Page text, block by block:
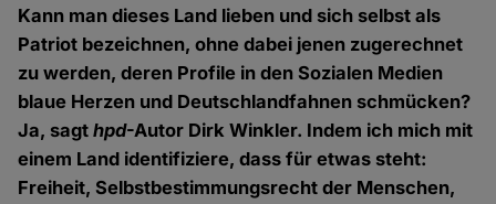
Kann man dieses Land lieben und sich selbst als
Patriot bezeichnen, ohne dabei jenen zugerechnet
zu werden, deren Profile in den Sozialen Medien
blaue Herzen und Deutschlandfahnen schmücken?
Ja, sagthpd-Autor Dirk Winkler. Indem ich mich mit
einem Land identifiziere, dass für etwas steht:
Freiheit, Selbstbestimmungsrecht der Menschen,